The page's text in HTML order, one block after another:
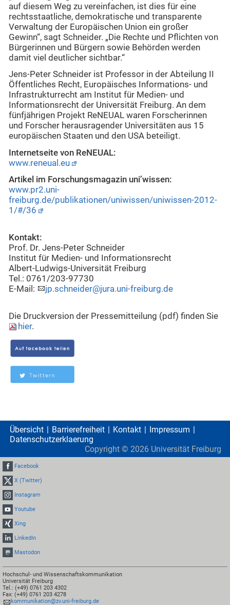
auf diesem Weg zu vereinfachen, ist dies für eine
rechtsstaatliche, demokratische und transparente
Verwaltung der Europäischen Union ein großer
Gewinn“, sagt Schneider. „Die Rechte und Pflichten von
Bürgerinnen und Bürgern sowie Behörden werden
damit viel deutlicher sichtbar.“
Jens-Peter Schneider ist Professor in der Abteilung II
Öffentliches Recht, Europäisches Informations- und
Infrastrukturrecht am Institut für Medien- und
Informationsrecht der Universität Freiburg. An dem
fünfjährigen Projekt ReNEUAL waren Forscherinnen
und Forscher herausragender Universitäten aus 15
europäischen Staaten und den USA beteiligt.
Internetseite von ReNEUAL:
www.reneual.eu
Artikel im Forschungsmagazin uni’wissen:
www.pr2.uni-
freiburg.de/publikationen/uniwissen/uniwissen-2012-
1/#/36
Kontakt:
Prof. Dr. Jens-Peter Schneider
Institut für Medien- und Informationsrecht
Albert-Ludwigs-Universität Freiburg
Tel.: 0761/203-97730
E-Mail:
jp.schneider@jura.uni-freiburg.de
Die Druckversion der Pressemitteilung (pdf) finden Sie
hier.
Übersicht Barrierefreiheit Kontakt
Impressum
Datenschutzerklaerung
Copyright © 2026 Universität Freiburg
Facebook
X (Twitter)
Instagram
Youtube
Xing
LinkedIn
Mastodon
Hochschul- und Wissenschaftskommunikation
Universität Freiburg
Tel.: (+49) 0761 203 4302
Fax: (+49) 0761 203 4278
kommunikation@zv.uni-freiburg.de